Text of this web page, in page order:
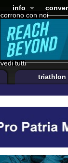
corrono con noi
vedi tutti
info
triathlon